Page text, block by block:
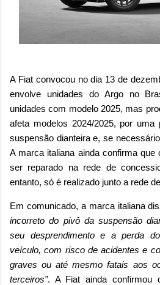
A Fiat convocou no dia 13 de
envolve unidades do Argo no
unidades com modelo 2025, mas
afeta modelos 2024/2025, por
suspensão dianteira e, se
A marca italiana ainda confirma
ser reparado na rede de
entanto, só é realizado junto a rede
Em comunicado, a marca italiana
incorreto do pivô da suspensão
seu desprendimento e a perda
veículo, com risco de acidentes e
graves ou até mesmo fatais aos
terceiros”. A Fiat ainda confirmou